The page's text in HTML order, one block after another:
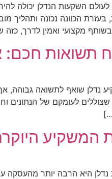
לעולם השקעות הנדלן יכולה
בעזרת הכוונה נכונה ותהליך
מקצועי ואמין לדרך,
תשואות
נדלן שואף לתשואה גבוהה,
לעומקם של הנתונים
המשקיע
היא הרבה יותר מהעסקה